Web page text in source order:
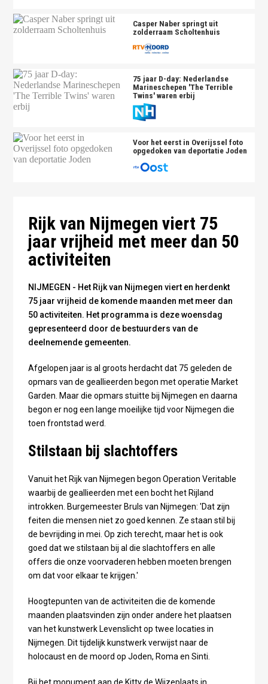
Casper Naber springt uit
zolderraam Scholtenhuis
75 jaar D-day: Nederlandse
Marineschepen 'The Terrible
Twins' waren erbij
Voor het eerst in Overijssel foto
opgedoken van deportatie Joden
De burgemeesters Bruls (Nijmegen), Mittendorff
(Heumen), Verheijen (Wijchen), Wiel Lenders
(Vrijheidsmuseum) en wethouder Fleuren (Berg en
Rijk van Nijmegen viert 75
jaar vrijheid met meer dan 50
activiteiten
NIJMEGEN - Het Rijk van Nijmegen viert en herdenkt
75 jaar vrijheid de komende maanden met meer dan
50 activiteiten. Het programma is deze woensdag
gepresenteerd door de bestuurders van de
deelnemende gemeenten.
Afgelopen jaar is al groots herdacht dat 75 geleden de
opmars van de geallieerden begon met operatie Market
Garden. Maar die opmars stuitte bij Nijmegen en daarna
begon er nog een lange moeilijke tijd voor Nijmegen die
toen frontstad werd.
Stilstaan bij slachtoffers
Vanuit het Rijk van Nijmegen begon Operation Veritable
waarbij de geallieerden met een bocht het Rijland
introkken. Burgemeester Bruls van Nijmegen: 'Dat zijn
feiten die mensen niet zo goed kennen. Ze staan stil bij
de bevrijding in mei. Op zich terecht, maar het is ook
goed dat we stilstaan bij al die slachtoffers en alle
offers die onze voorvaderen hebben moeten brengen
om dat voor elkaar te krijgen.'
Hoogtepunten van de activiteiten die de komende
maanden plaatsvinden zijn onder andere het plaatsen
van het kunstwerk Levenslicht op twee locaties in
Nijmegen. Dit tijdelijk kunstwerk verwijst naar de
holocaust en de moord op Joden, Roma en Sinti.